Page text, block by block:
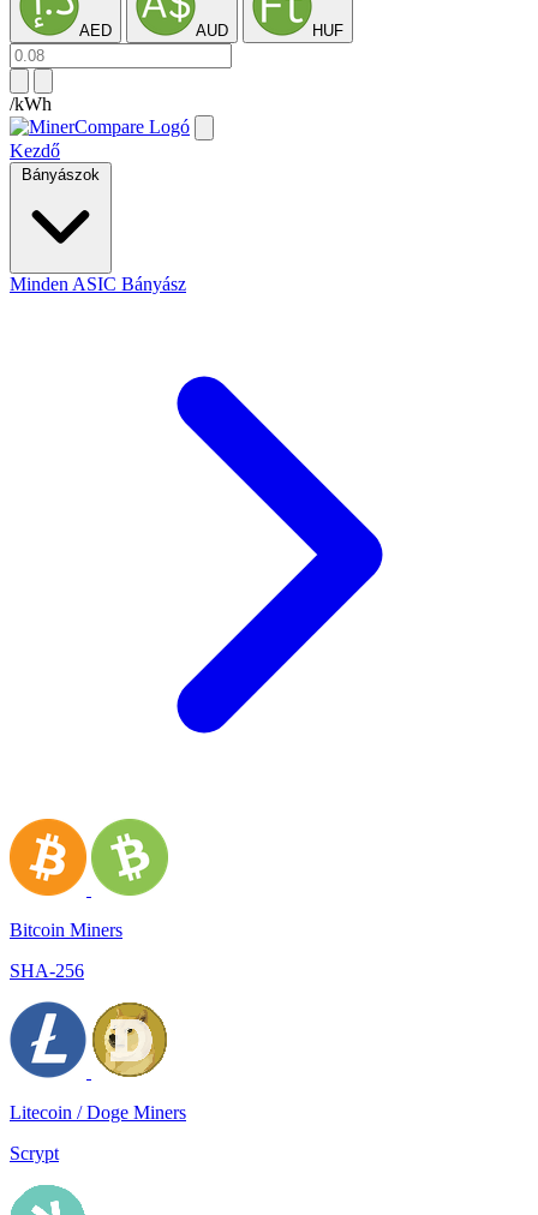
AED AUD HUF
/kWh
Kezdő
Bányászok
Minden ASIC Bányász
Bitcoin Miners
SHA-256
Litecoin / Doge Miners
Scrypt